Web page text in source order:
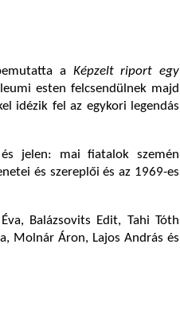
a Képzelt riport egy
esten felcsendülnek majd
idézik fel az egykori legendás
jelen: mai fiatalok szemén
és szereplői és az 1969-es
Balázsovits Edit, Tahi Tóth
Molnár Áron, Lajos András és